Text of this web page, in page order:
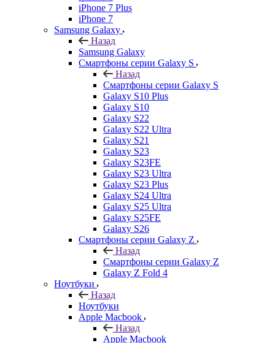
iPhone 7 Plus
iPhone 7
Samsung Galaxy
Назад
Samsung Galaxy
Смартфоны серии Galaxy S
Назад
Смартфоны серии Galaxy S
Galaxy S10 Plus
Galaxy S10
Galaxy S22
Galaxy S22 Ultra
Galaxy S21
Galaxy S23
Galaxy S23FE
Galaxy S23 Ultra
Galaxy S23 Plus
Galaxy S24 Ultra
Galaxy S25 Ultra
Galaxy S25FE
Galaxy S26
Смартфоны серии Galaxy Z
Назад
Смартфоны серии Galaxy Z
Galaxy Z Fold 4
Ноутбуки
Назад
Ноутбуки
Apple Macbook
Назад
Apple Macbook